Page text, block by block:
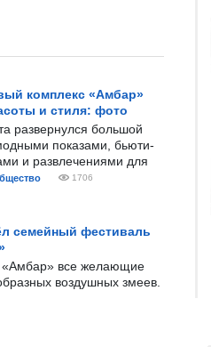
комплекс «Амбар»
и стиля: фото
развернулся большой
показами, бьюти-
и развлечениями для
1706
семейный фестиваль
все желающие
воздушных змеев.